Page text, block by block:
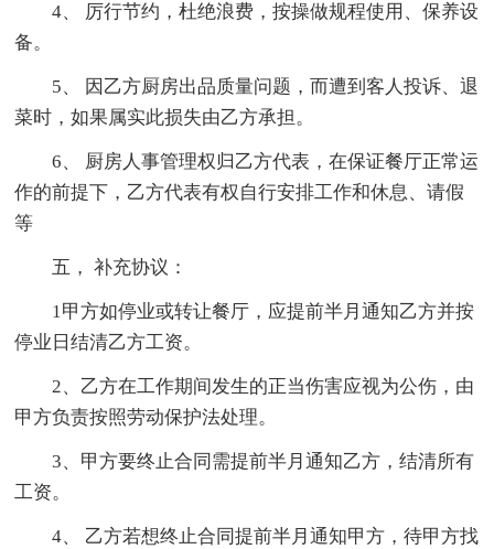
4、 厉行节约，杜绝浪费，按操做规程使用、保养设
备。
5、 因乙方厨房出品质量问题，而遭到客人投诉、退
菜时，如果属实此损失由乙方承担。
6、 厨房人事管理权归乙方代表，在保证餐厅正常运
作的前提下，乙方代表有权自行安排工作和休息、请假
等
五， 补充协议：
1甲方如停业或转让餐厅，应提前半月通知乙方并按
停业日结清乙方工资。
2、乙方在工作期间发生的正当伤害应视为公伤，由
甲方负责按照劳动保护法处理。
3、甲方要终止合同需提前半月通知乙方，结清所有
工资。
4、 乙方若想终止合同提前半月通知甲方，待甲方找